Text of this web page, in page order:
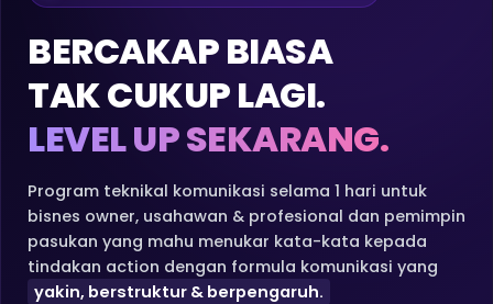
BERCAKAP BIASA
TAK CUKUP LAGI.
LEVEL UP SEKARANG.
Program teknikal komunikasi selama 1 hari untuk
bisnes owner, usahawan & profesional dan pemimpin
pasukan yang mahu menukar kata-kata kepada
tindakan action dengan formula komunikasi yang
yakin, berstruktur & berpengaruh.